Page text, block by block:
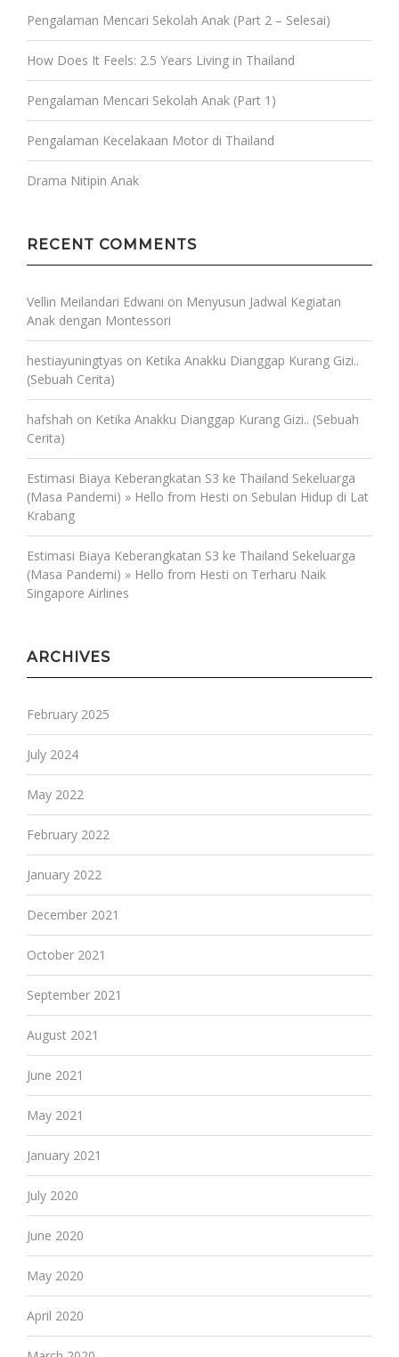
Pengalaman Mencari Sekolah Anak (Part 2 – Selesai)
How Does It Feels: 2.5 Years Living in Thailand
Pengalaman Mencari Sekolah Anak (Part 1)
Pengalaman Kecelakaan Motor di Thailand
Drama Nitipin Anak
RECENT COMMENTS
Vellin Meilandari Edwani on Menyusun Jadwal Kegiatan
Anak dengan Montessori
hestiayuningtyas on Ketika Anakku Dianggap Kurang Gizi..
(Sebuah Cerita)
hafshah on Ketika Anakku Dianggap Kurang Gizi.. (Sebuah
Cerita)
Estimasi Biaya Keberangkatan S3 ke Thailand Sekeluarga
(Masa Pandemi) » Hello from Hesti on Sebulan Hidup di Lat
Krabang
Estimasi Biaya Keberangkatan S3 ke Thailand Sekeluarga
(Masa Pandemi) » Hello from Hesti on Terharu Naik
Singapore Airlines
ARCHIVES
February 2025
July 2024
May 2022
February 2022
January 2022
December 2021
October 2021
September 2021
August 2021
June 2021
May 2021
January 2021
July 2020
June 2020
May 2020
April 2020